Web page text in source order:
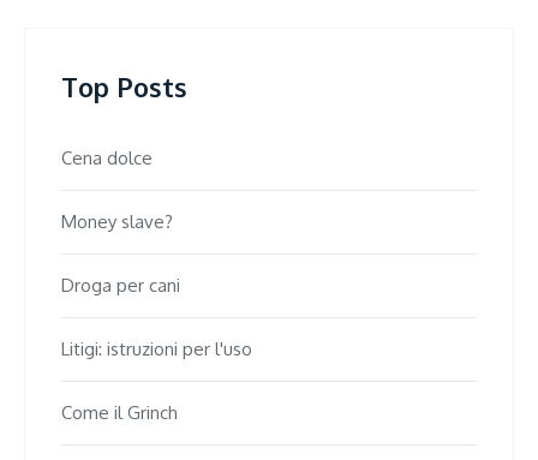
Top Posts
Cena dolce
Money slave?
Droga per cani
Litigi: istruzioni per l'uso
Come il Grinch